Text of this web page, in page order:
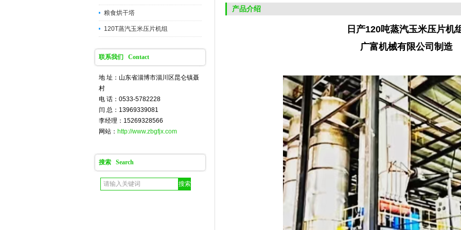
粮食烘干塔
120T蒸汽玉米压片机组
联系我们 Contact
地 址：山东省淄博市淄川区昆仑镇聂
村
电 话：0533-5782228
闫 总：13969339081
李经理：15269328566
网站： http://www.zbgfjx.com
搜索 Search
产品介绍
日产120吨蒸汽玉米压片机
广富机械有限公司制造